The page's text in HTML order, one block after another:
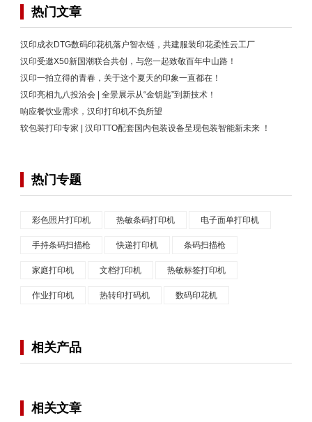
热门文章
汉印成衣DTG数码印花机落户智衣链，共建服装印花柔性云工厂
汉印受邀X50新国潮联合共创，与您一起致敬百年中山路！
汉印一拍立得的青春，关于这个夏天的印象一直都在！
汉印亮相九八投洽会 | 全景展示从“金钥匙”到新技术！
响应餐饮业需求，汉印打印机不负所望
软包装打印专家 | 汉印TTO配套国内包装设备呈现包装智能新未来 ！
热门专题
彩色照片打印机 热敏条码打印机 电子面单打印机
手持条码扫描枪 快递打印机 条码扫描枪
家庭打印机 文档打印机 热敏标签打印机
作业打印机 热转印打码机 数码印花机
相关产品
相关文章